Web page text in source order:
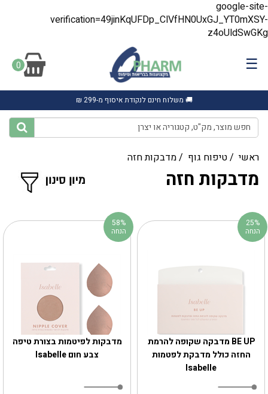
google-site-
verification=49jinKqUFDp_ClVfHN0UxGJ_YT0mXSY-
z4oUldSwGKg
☰
0
🚚 משלוח חינם לנקודת איסוף מ-299 ₪
ראשי /טיפוח גוף /מדבקות חזה
מדבקות חזה
מדבקות לפיטמות בצורת טיפה
צבע חום Isabelle
58%
הנחה
BE UP מדבקה שקופה להרמת
החזה כולל מדבקת לפטמות
Isabelle
25%
הנחה